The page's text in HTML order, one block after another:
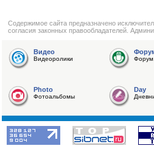
Cодержимое сайта предназначено
согласия законных правообладателей.
Видео
Видеоролики
Photo
Фотоальбомы
Day